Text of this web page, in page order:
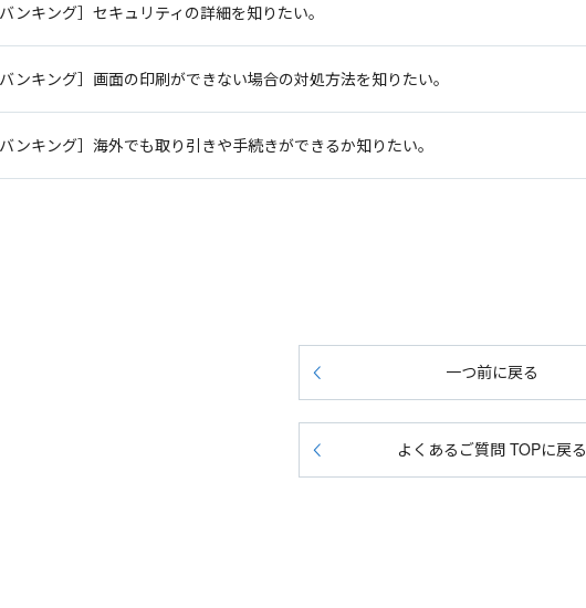
ンキング］セキュリティの詳細を知りたい。
ンキング］画面の印刷ができない場合の対処方法を知りたい。
ンキング］海外でも取り引きや手続きができるか知りたい。
一つ前に戻る
よくあるご質問 TOPに戻る